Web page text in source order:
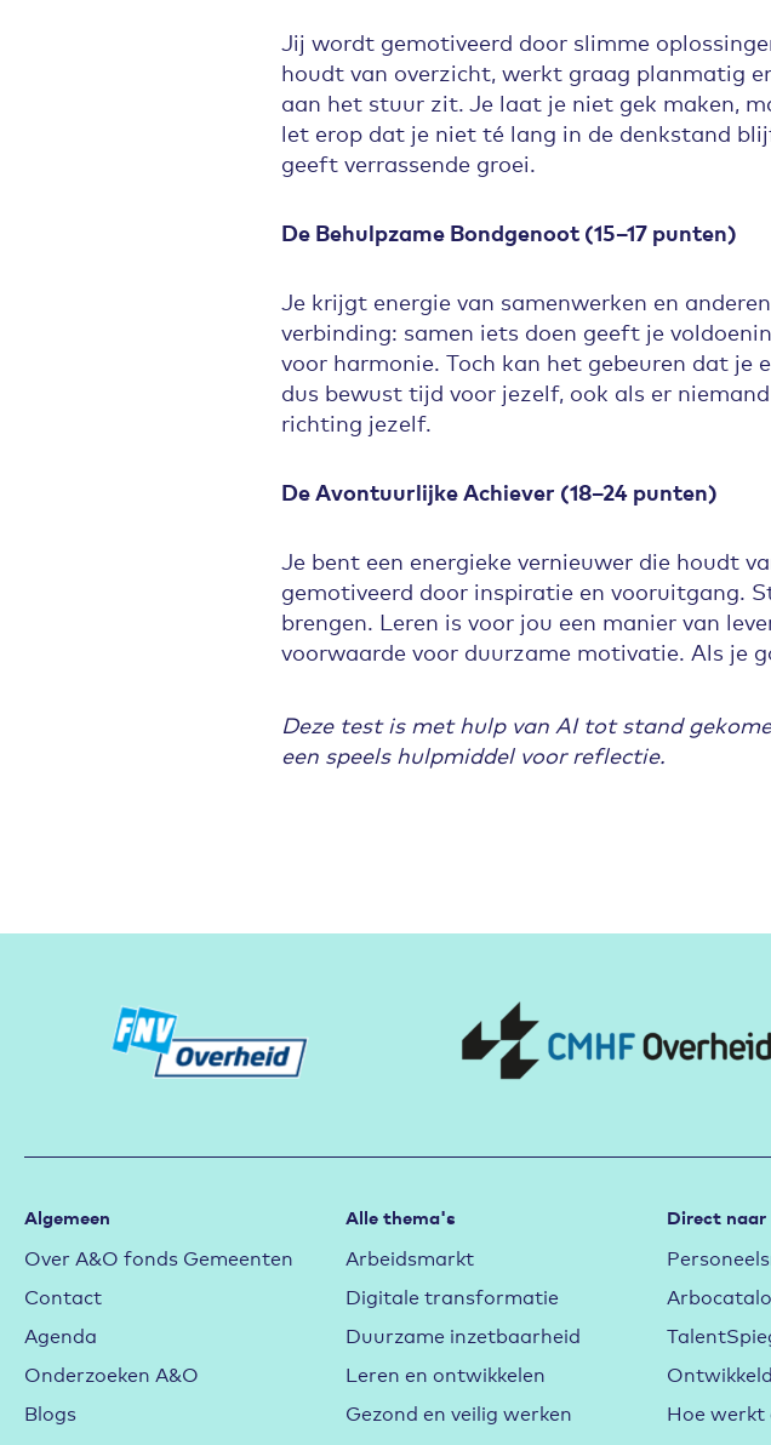
Jij wordt gemotiveerd door slimme
houdt van overzicht, werkt graag planmatig
aan het stuur zit. Je laat je niet gek maken,
let erop dat je niet té lang in de denkstand
geeft verrassende groei.
De Behulpzame Bondgenoot (15–17 punten)
Je krijgt energie van samenwerken en
verbinding: samen iets doen geeft je
voor harmonie. Toch kan het gebeuren dat
dus bewust tijd voor jezelf, ook als er
richting jezelf.
De Avontuurlijke Achiever (18–24 punten)
Je bent een energieke vernieuwer die houdt
gemotiveerd door inspiratie en vooruitgang.
brengen. Leren is voor jou een manier van
voorwaarde voor duurzame motivatie. Als je
Deze test is met hulp van AI tot stand
een speels hulpmiddel voor reflectie.
Algemeen
Over A&O fonds Gemeenten
Contact
Agenda
Onderzoeken A&O
Blogs
Alle thema's
Arbeidsmarkt
Digitale transformatie
Duurzame inzetbaarheid
Leren en ontwikkelen
Gezond en veilig werken
Direct naar
Hoe werkt